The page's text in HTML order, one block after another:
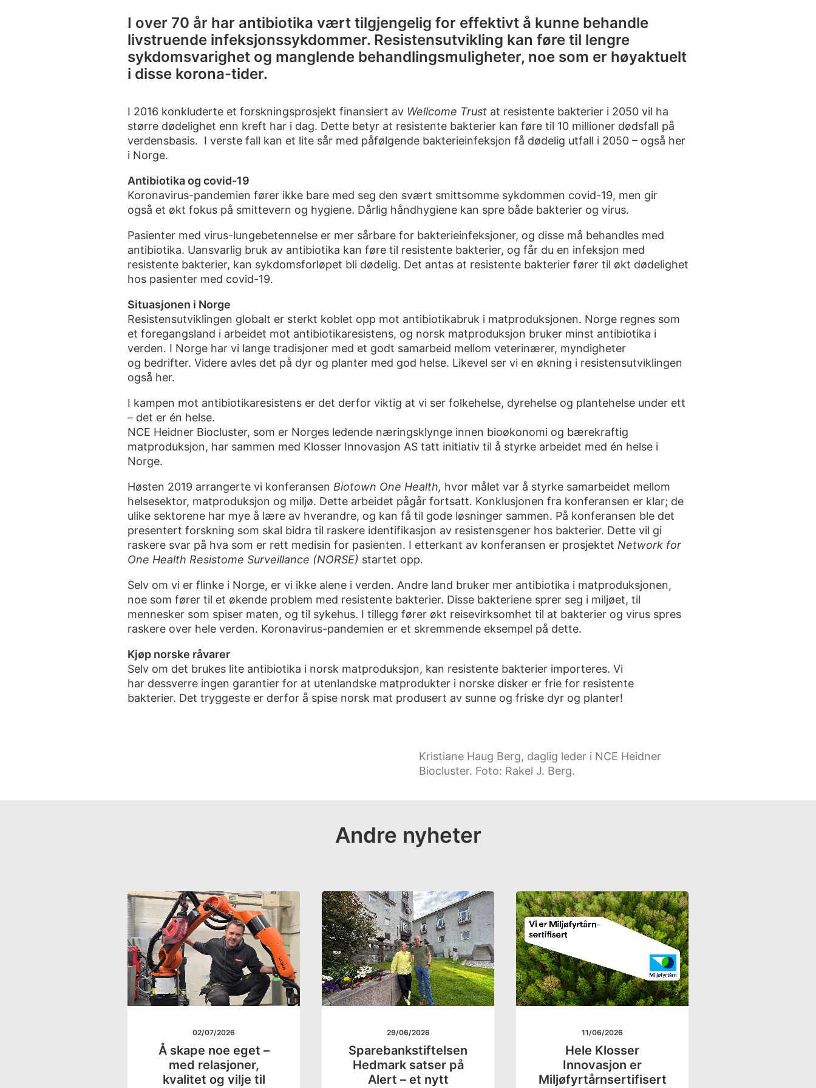
I over 70 år har antibiotika vært tilgjengelig for effektivt å kunne behandle
livstruende infeksjonssykdommer. Resistensutvikling kan føre til lengre
sykdomsvarighet og manglende behandlingsmuligheter, noe som er høyaktuelt
i disse korona-tider.
I 2016 konkluderte et forskningsprosjekt finansiert av Wellcome Trust at resistente bakterier i 2050 vil ha
større dødelighet enn kreft har i dag. Dette betyr at resistente bakterier kan føre til 10 millioner dødsfall på
verdensbasis. I verste fall kan et lite sår med påfølgende bakterieinfeksjon få dødelig utfall i 2050 – også her
i Norge.
Antibiotika og covid-19
Koronavirus-pandemien fører ikke bare med seg den svært smittsomme sykdommen covid-19, men gir
også et økt fokus på smittevern og hygiene. Dårlig håndhygiene kan spre både bakterier og virus.
Pasienter med virus-lungebetennelse er mer sårbare for bakterieinfeksjoner, og disse må behandles med
antibiotika. Uansvarlig bruk av antibiotika kan føre til resistente bakterier, og får du en infeksjon med
resistente bakterier, kan sykdomsforløpet bli dødelig. Det antas at resistente bakterier fører til økt dødelighet
hos pasienter med covid-19.
Situasjonen i Norge
Resistensutviklingen globalt er sterkt koblet opp mot antibiotikabruk i matproduksjonen. Norge regnes som
et foregangsland i arbeidet mot antibiotikaresistens, og norsk matproduksjon bruker minst antibiotika i
verden. I Norge har vi lange tradisjoner med et godt samarbeid mellom veterinærer, myndigheter
og bedrifter. Videre avles det på dyr og planter med god helse. Likevel ser vi en økning i resistensutviklingen
også her.
I kampen mot antibiotikaresistens er det derfor viktig at vi ser folkehelse, dyrehelse og plantehelse under ett
– det er én helse.
NCE Heidner Biocluster, som er Norges ledende næringsklynge innen bioøkonomi og bærekraftig
matproduksjon, har sammen med Klosser Innovasjon AS tatt initiativ til å styrke arbeidet med én helse i
Norge.
Høsten 2019 arrangerte vi konferansen Biotown One Health, hvor målet var å styrke samarbeidet mellom
helsesektor, matproduksjon og miljø. Dette arbeidet pågår fortsatt. Konklusjonen fra konferansen er klar; de
ulike sektorene har mye å lære av hverandre, og kan få til gode løsninger sammen. På konferansen ble det
presentert forskning som skal bidra til raskere identifikasjon av resistensgener hos bakterier. Dette vil gi
raskere svar på hva som er rett medisin for pasienten. I etterkant av konferansen er prosjektet Network for
One Health Resistome Surveillance (NORSE) startet opp.
Selv om vi er flinke i Norge, er vi ikke alene i verden. Andre land bruker mer antibiotika i matproduksjonen,
noe som fører til et økende problem med resistente bakterier. Disse bakteriene sprer seg i miljøet, til
mennesker som spiser maten, og til sykehus. I tillegg fører økt reisevirksomhet til at bakterier og virus spres
raskere over hele verden. Koronavirus-pandemien er et skremmende eksempel på dette.
Kjøp norske råvarer
Selv om det brukes lite antibiotika i norsk matproduksjon, kan resistente bakterier importeres. Vi
har dessverre ingen garantier for at utenlandske matprodukter i norske disker er frie for resistente
bakterier. Det tryggeste er derfor å spise norsk mat produsert av sunne og friske dyr og planter!
Kristiane Haug Berg, daglig leder i NCE Heidner
Biocluster. Foto: Rakel J. Berg.
Andre nyheter
02/07/2026
Å skape noe eget –
med relasjoner,
kvalitet og vilje til
29/06/2026
Sparebankstiftelsen
Hedmark satser på
Alert – et nytt
11/06/2026
Hele Klosser
Innovasjon er
Miljøfyrtårnsertifisert